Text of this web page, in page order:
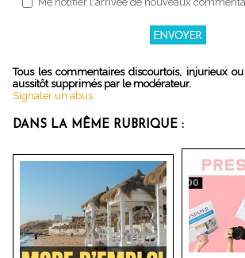
Tous les commentaires discourtois, injurieux
aussitôt supprimés par le modérateur.
Signaler un abus
DANS LA MÊME RUBRIQUE :